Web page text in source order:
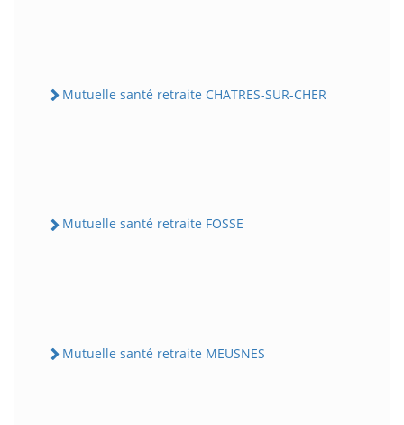
Mutuelle santé retraite CHATRES-SUR-CHER
Mutuelle santé retraite FOSSE
Mutuelle santé retraite MEUSNES